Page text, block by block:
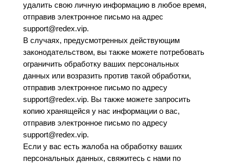
удалить свою личную информацию в любое время,
отправив электронное письмо на адрес
support@redex.vip.
В случаях, предусмотренных действующим
законодательством, вы также можете потребовать
ограничить обработку ваших персональных
данных или возразить против такой обработки,
отправив электронное письмо по адресу
support@redex.vip. Вы также можете запросить
копию хранящейся у нас информации о вас,
отправив электронное письмо по адресу
support@redex.vip.
Если у вас есть жалоба на обработку ваших
персональных данных, свяжитесь с нами по